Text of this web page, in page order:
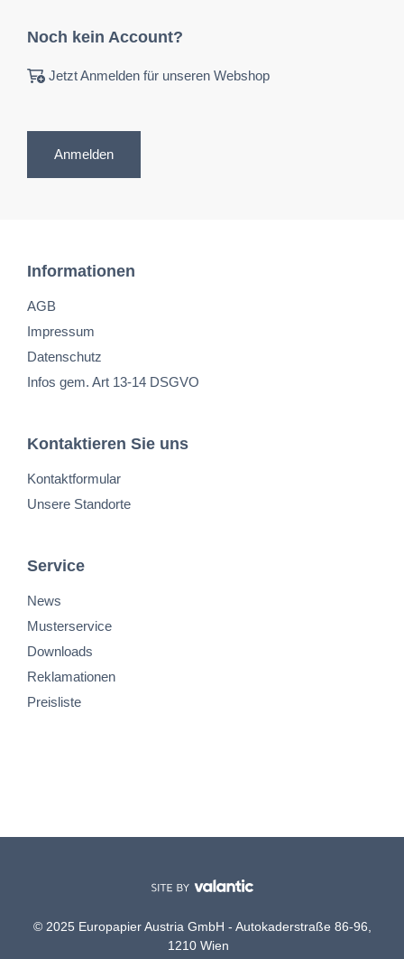
Noch kein Account?
Jetzt Anmelden für unseren Webshop
Anmelden
Informationen
AGB
Impressum
Datenschutz
Infos gem. Art 13-14 DSGVO
Kontaktieren Sie uns
Kontaktformular
Unsere Standorte
Service
News
Musterservice
Downloads
Reklamationen
Preisliste
© 2025 Europapier Austria GmbH - Autokaderstraße 86-96,
1210 Wien